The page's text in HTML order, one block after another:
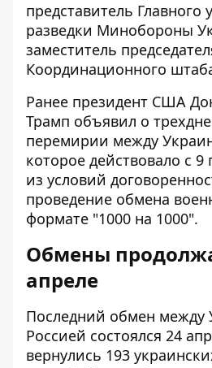
представитель Главного
разведки Минобороны
заместитель
Координационного
Ранее президент США
Трамп объявил о
перемирии между
которое действовало с
из условий
проведение обмена
формате "1000 на 1000".
Обмены
апреле
Последний обмен между
Россией состоялся 24
вернулись 193